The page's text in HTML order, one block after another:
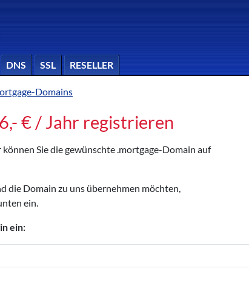
DNS SSL RESELLER
Domains
€ / Jahr registrieren
Sie die gewünschte .mortgage-Domain auf
die Domain zu uns übernehmen möchten,
ein.
ein: